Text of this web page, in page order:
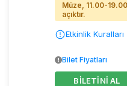
Müze, 11.00-
açıktır.
Etkinlik Kuralları
BİLETİNİ AL
Bilet Fiyatları